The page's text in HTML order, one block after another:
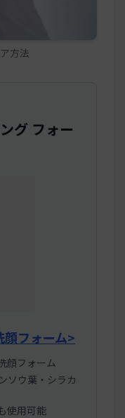
方法
グ フォー
顔フォーム>
顔フォーム
ソウ葉・シラカ
使用可能